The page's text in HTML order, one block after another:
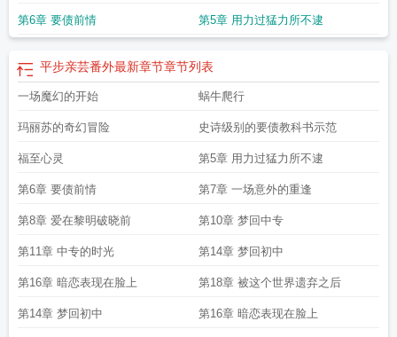
第6章 要债前情 第5章 用力过猛力所不逮
平步亲芸番外最新章节章节列表
一场魔幻的开始 蜗牛爬行
玛丽苏的奇幻冒险 史诗级别的要债教科书示范
福至心灵 第5章 用力过猛力所不逮
第6章 要债前情 第7章 一场意外的重逢
第8章 爱在黎明破晓前 第10章 梦回中专
第11章 中专的时光 第14章 梦回初中
第16章 暗恋表现在脸上 第18章 被这个世界遗弃之后
第14章 梦回初中 第16章 暗恋表现在脸上